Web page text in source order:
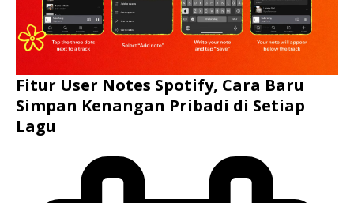
Fitur User Notes Spotify, Cara Baru
Simpan Kenangan Pribadi di Setiap
Lagu